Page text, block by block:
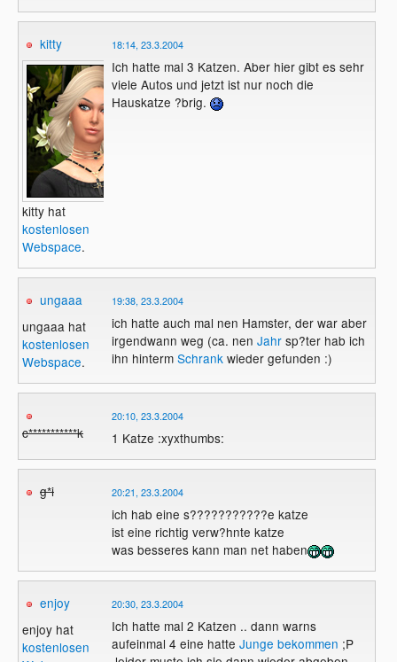
kitty
kitty hat
kostenlosen
Webspace.
18:14, 23.3.2004
Ich hatte mal 3 Katzen. Aber hier gibt es sehr
viele Autos und jetzt ist nur noch die
Hauskatze ?brig.
ungaaa
ungaaa hat
kostenlosen
Webspace.
19:38, 23.3.2004
ich hatte auch mal nen Hamster, der war aber
irgendwann weg (ca. nen Jahrsp?ter hab ich
ihn hinterm Schrankwieder gefunden :)
c***********k
20:10, 23.3.2004
1 Katze :xyxthumbs:
g*i 20:21, 23.3.2004
ich hab eine s???????????e katze
ist eine richtig verw?hnte katze
was besseres kann man net haben
enjoy
enjoy hat
kostenlosen
20:30, 23.3.2004
Ich hatte mal 2 Katzen .. dann warns
aufeinmal 4 eine hatte Junge bekommen ;P